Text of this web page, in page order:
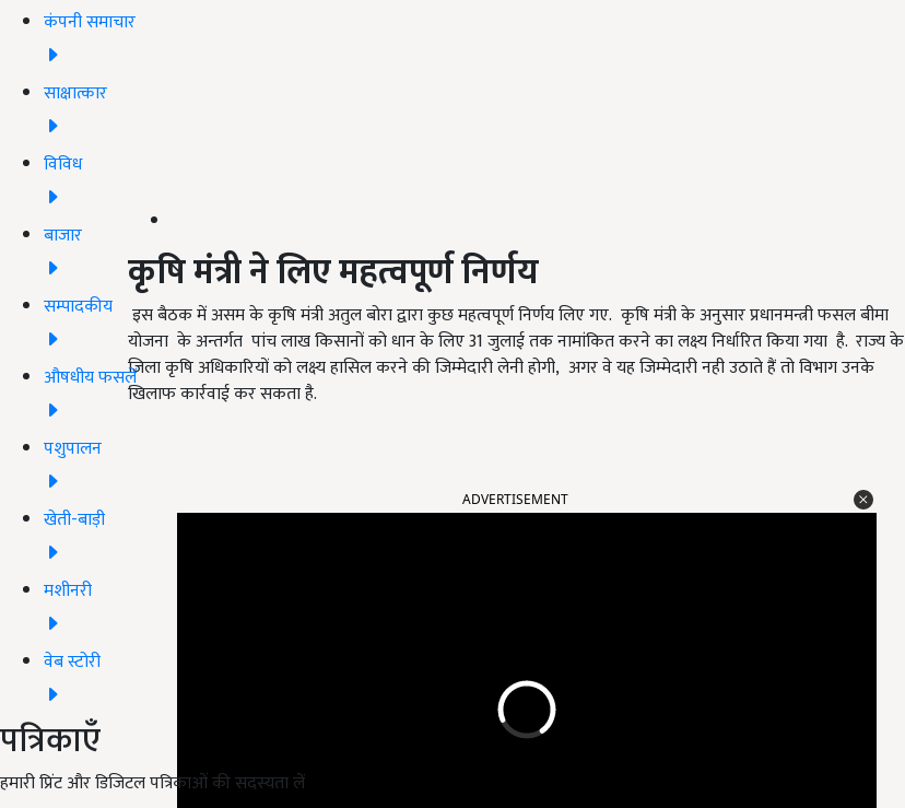
कंपनी समाचार
साक्षात्कार
विविध
बाजार
सम्पादकीय
औषधीय फसलें
पशुपालन
खेती-बाड़ी
मशीनरी
वेब स्टोरी
पत्रिकाएँ
हमारी प्रिंट और डिजिटल पत्रिकाओं की सदस्यता लें
कृषि मंत्री ने लिए महत्वपूर्ण निर्णय
इस बैठक में असम के कृषि मंत्री अतुल बोरा द्वारा कुछ महत्वपूर्ण निर्णय लिए गए. कृषि मंत्री के अनुसार प्रधानमन्त्री फसल बीमा
योजना के अन्तर्गत पांच लाख किसानों को धान के लिए 31 जुलाई तक नामांकित करने का लक्ष्य निर्धारित किया गया है. राज्य के
जिला कृषि अधिकारियों को लक्ष्य हासिल करने की जिम्मेदारी लेनी होगी, अगर वे यह जिम्मेदारी नही उठाते हैं तो विभाग उनके
खिलाफ कार्रवाई कर सकता है.